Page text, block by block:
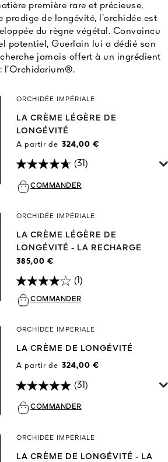
première rare et précieuse,
prodige de longévité, l’orchidée est
du règne végétal. Convaincu
potentiel, Guerlain lui a dédié son
jamais offert à un ingrédient
: l’Orchidarium®.
ORCHIDÉE IMPÉRIALE
LA CRÈME LÉGÈRE DE
LONGÉVITÉ
A partir de 324,00 €
(31)
COMMANDER
ORCHIDÉE IMPÉRIALE
LA CRÈME LÉGÈRE DE
LONGÉVITÉ - LA RECHARGE
385,00 €
(1)
COMMANDER
ORCHIDÉE IMPÉRIALE
LA CRÈME DE LONGÉVITÉ
A partir de 324,00 €
(31)
COMMANDER
ORCHIDÉE IMPÉRIALE
LA CRÈME DE LONGÉVITÉ - LA